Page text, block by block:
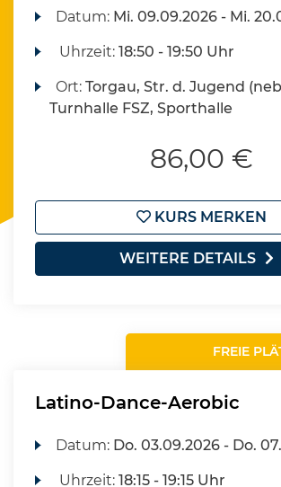
Datum: Mi. 09.09.2026 - Mi.
Uhrzeit:18:50 - 19:50 Uhr
Ort:Torgau, Str. d. Jugend
Turnhalle FSZ, Sporthalle
86,00 €
KURS MERKEN
WEITERE DETAILS
FREIE
Latino-Dance-Aerobic
Datum: Do. 03.09.2026 - Do.
Uhrzeit:18:15 - 19:15 Uhr